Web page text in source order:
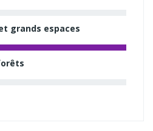
grands espaces